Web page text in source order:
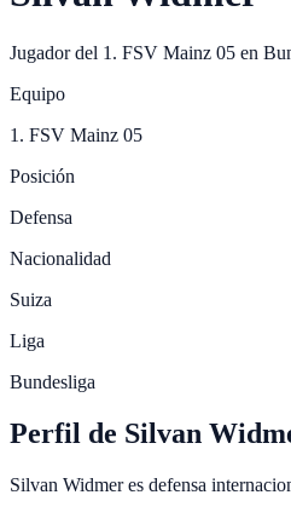
Jugador del 1. FSV Mainz 05 en
Equipo
1. FSV Mainz 05
Posición
Defensa
Nacionalidad
Suiza
Liga
Bundesliga
Perfil de Silvan
Silvan Widmer es defensa